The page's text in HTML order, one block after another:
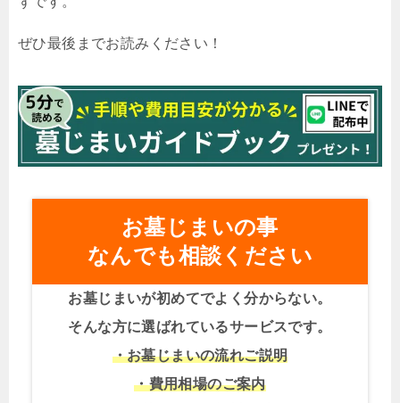
ぜひ最後までお読みください！
お墓じまいの事
なんでも相談ください
お墓じまいが初めてでよく分からない。
そんな方に選ばれているサービスです。
・お墓じまいの流れご説明
・費用相場のご案内